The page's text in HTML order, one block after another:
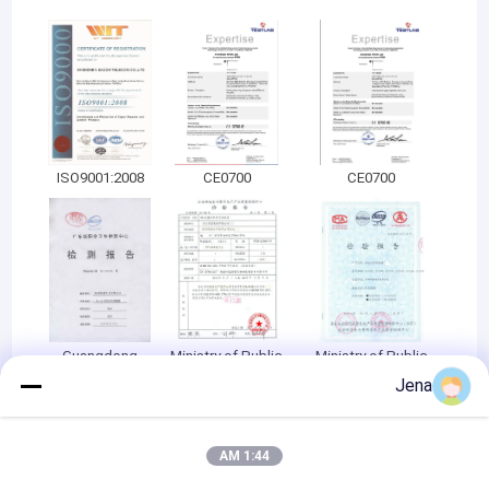
CE0700
CE0700
ISO9001:2008
Ministry of Public
and Police
Products Quality
Ministry of Public
Products Quality
Guangdong
Health Test Report
Jena
1:44 AM